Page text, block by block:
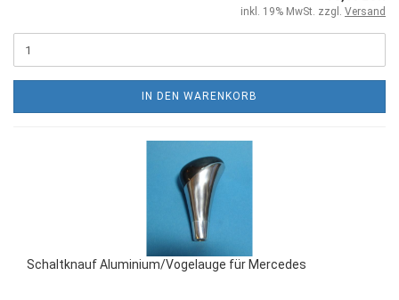
inkl. 19% MwSt. zzgl. Versand
IN DEN WARENKORB
Schaltknauf Aluminium/Vogelauge für Mercedes